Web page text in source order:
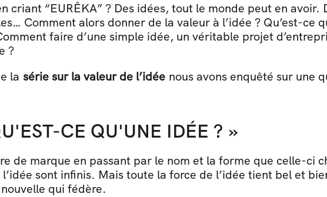
criant “EURÊKA” ? Des idées, tout le monde peut en avoir.
Comment alors donner de la valeur à l’idée ? Qu’est-ce
faire d’une simple idée, un véritable projet
?
la série sur la valeur de l’idée nous avons enquêté sur une
CE QU'UNE IDÉE ? »
de marque en passant par le nom et la forme que celle-ci
l’idée sont infinis. Mais toute la force de l’idée tient bel et
qui fédère.